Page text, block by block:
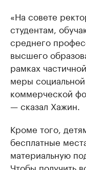
«На совете
студентам,
среднего
высшего
рамках
меры
коммерческой
— сказал Хажин.
Кроме того,
бесплатные
материальную
Чтобы получить